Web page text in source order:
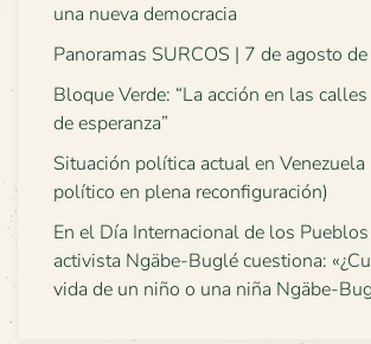
una nueva democracia
Panoramas SURCOS | 7 de agosto
Bloque Verde: “La acción en las
de esperanza”
Situación política actual en Venezuela
político en plena reconfiguración)
En el Día Internacional de los
activista Ngäbe-Buglé cuestiona:
vida de un niño o una niña Ngäbe-